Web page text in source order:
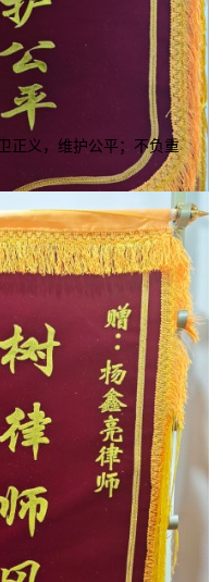
正义，维护公平；不负重